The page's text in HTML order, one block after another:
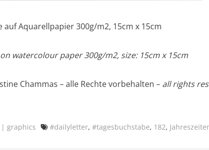
auf Aquarellpapier 300g/m2, 15cm x 15cm
watercolour paper 300g/m2, size: 15cm x 15cm
Chammas – alle Rechte vorbehalten – all rights
graphics Tags
#dailyletter, #tagesbuchstabe, 182,